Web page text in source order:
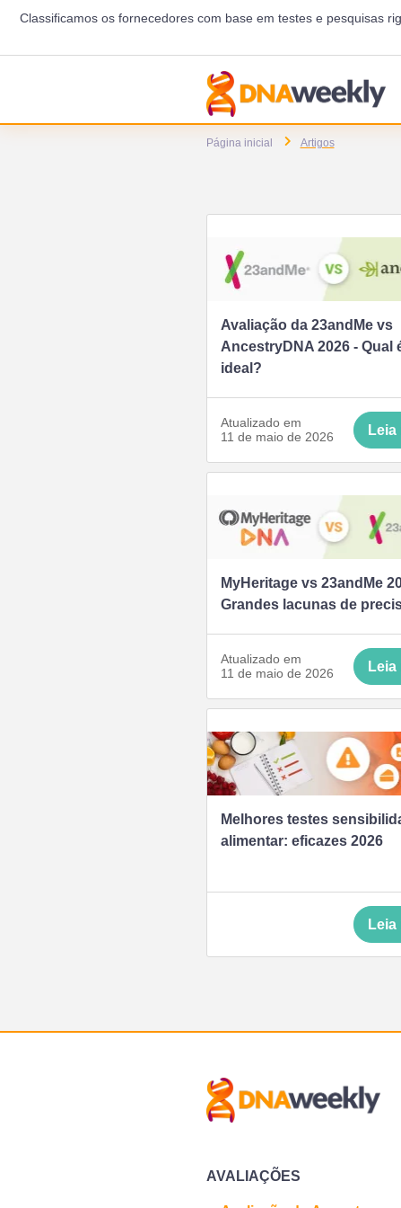
Classificamos os fornecedores com base em testes e pesquisas
Página inicial Artigos
Avaliação da 23andMe vs
AncestryDNA 2026 - Qual
ideal?
Atualizado em
11 de maio de 2026
Leia
MyHeritage vs 23andMe
Grandes lacunas de
Atualizado em
11 de maio de 2026
Leia
Melhores testes
alimentar: eficazes 2026
Leia
AVALIAÇÕES